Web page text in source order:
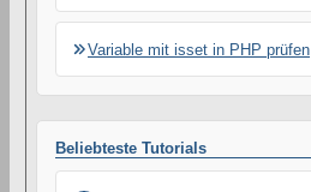
Variable mit isset in PHP prüfen
Beliebteste Tutorials